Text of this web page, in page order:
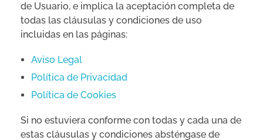
de Usuario, e implica la aceptación completa de
todas las cláusulas y condiciones de uso
incluidas en las páginas:
Aviso Legal
Política de Privacidad
Política de Cookies
Si no estuviera conforme con todas y cada una de
estas cláusulas y condiciones absténgase de